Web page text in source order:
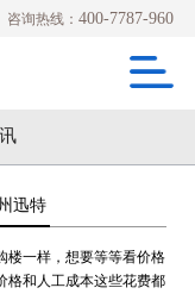
咨询热线：400-7787-960
迅特
楼一样，想要等等看价格
格和人工成本这些花费都